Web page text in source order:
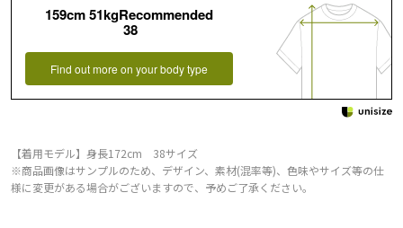
159cm 51kgRecommended
38
Find out more on your body type
【着用モデル】身長172cm 38サイズ
※商品画像はサンプルのため、デザイン、素材(混率等)、色味やサイズ等の仕
様に変更がある場合がございますので、予めご了承ください。